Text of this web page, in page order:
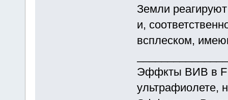
Земли
и,
всплеском,
Эффкты ВИВ в F
ультрафиолете,